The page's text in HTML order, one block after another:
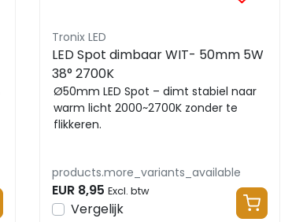
Tronix LED
LED Spot dimbaar WIT- 50mm 5W
38° 2700K
Ø50mm LED Spot – dimt stabiel naar
warm licht 2000~2700K zonder te
flikkeren.
products.more_variants_available
EUR 8,95 Excl. btw
Vergelijk